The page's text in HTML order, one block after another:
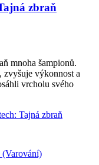
zbraň
mnoha šampionů.
zvyšuje výkonnost a
vrcholu svého
Tajná zbraň